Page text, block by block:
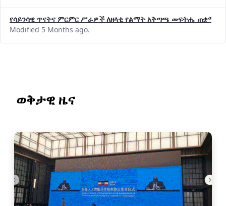
የሳይንሳዊ ጥናትና ምርምር ሥራዎች ለዘላቂ የልማት አቅጣጫ መፍትሔ ጠቋሚ
Modified 5 Months ago.
ወቅታዊ ዜና